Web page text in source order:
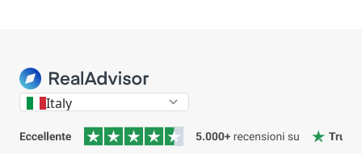
Italy